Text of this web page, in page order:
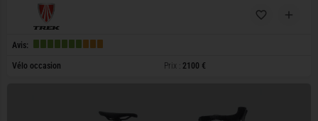
Avis:
Vélo occasion Prix : 2100 €